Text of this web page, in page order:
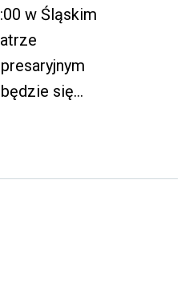
w Śląskim
się